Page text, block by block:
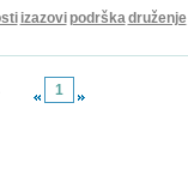
izazovi podrškadruženje
1